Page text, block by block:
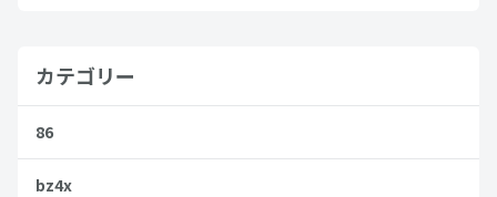
カテゴリー
86
bz4x